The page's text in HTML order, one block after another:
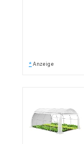
* Anzeige